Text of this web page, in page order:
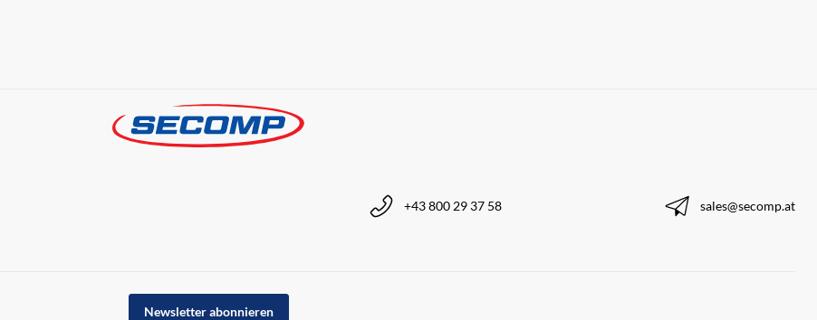
+43 800 29 37 58 sales@secomp.at
Newsletter abonnieren